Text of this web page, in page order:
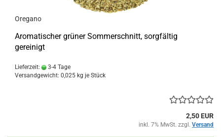
Oregano
Aromatischer grüner Sommerschnitt, sorgfältig
gereinigt
Lieferzeit:
3-4 Tage
Versandgewicht: 0,025 kg je Stück
2,50 EUR
inkl. 7% MwSt. zzgl. Versand